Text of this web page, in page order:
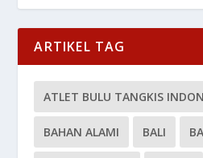
ARTIKEL TAG
ATLET BULU TANGKIS
BAHAN ALAMI BALI